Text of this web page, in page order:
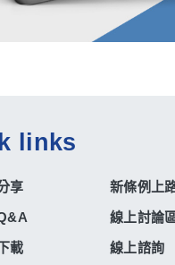
links
享
新條例上
線上討論
載
線上諮詢